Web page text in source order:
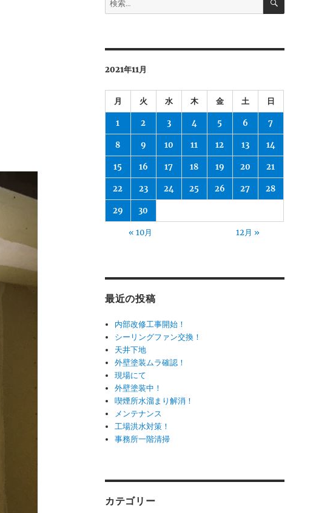
索:
2021年11月
月 火 水 木 金 土 日
1 2 3 4 5 6 7
8 9 10 11 12 13 14
15 16 17 18 19 20 21
22 23 24 25 26 27 28
29 30
« 10月 12月 »
最近の投稿
内部改修工事開始！
シーリングファン交換！
天井下地
外壁塗装ムラ確認！
現場にて
外壁塗装中！
喫煙所水溜まり解消！
メンテナンス
工場洪水対策！
事務所一階清掃
カテゴリー